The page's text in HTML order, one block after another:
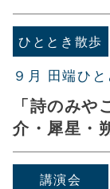
ひととき散歩
９月 田端ひ
「詩のみ
介・犀星・
講演会